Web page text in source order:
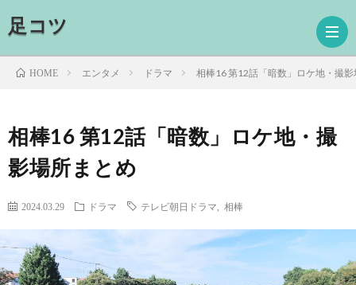
足コツ
HOME エンタメ ドラマ 相棒16 第12話「暗数」ロケ地・撮
相棒16 第12話「暗数」ロケ地・撮
影場所まとめ
2024.03.29 ドラマ テレビ朝日ドラマ 相棒